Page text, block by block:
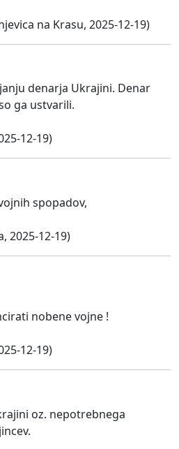
na Krasu, 2025-12-19)
denarja Ukrajini. Denar
ga ustvarili.
12-19)
spopadov,
2025-12-19)
nobene vojne !
12-19)
oz. nepotrebnega